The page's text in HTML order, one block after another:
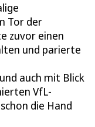
Tor der
zuvor einen
und parierte
auch mit Blick
VfL-
die Hand